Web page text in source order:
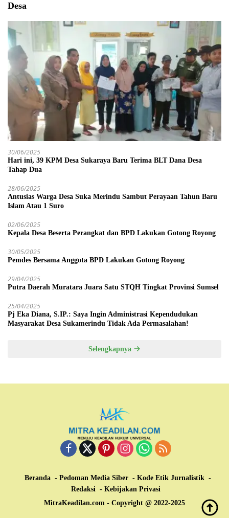
Desa
30/06/2025
Hari ini, 39 KPM Desa Sukaraya Baru Terima BLT Dana Desa
Tahap Dua
28/06/2025
Antusias Warga Desa Suka Merindu Sambut Perayaan Tahun Baru
Islam Atau 1 Suro
02/06/2025
Kepala Desa Beserta Perangkat dan BPD Lakukan Gotong Royong
30/05/2025
Pemdes Bersama Anggota BPD Lakukan Gotong Royong
29/04/2025
Putra Daerah Muratara Juara Satu STQH Tingkat Provinsi Sumsel
25/04/2025
Pj Eka Diana, S.IP.: Saya Ingin Administrasi Kependudukan
Masyarakat Desa Sukamerindu Tidak Ada Permasalahan!
Selengkapnya
Beranda Pedoman Media Siber
Kode Etik Jurnalistik
Redaksi
Kebijakan Privasi
MitraKeadilan.com - Copyright @ 2022-2025